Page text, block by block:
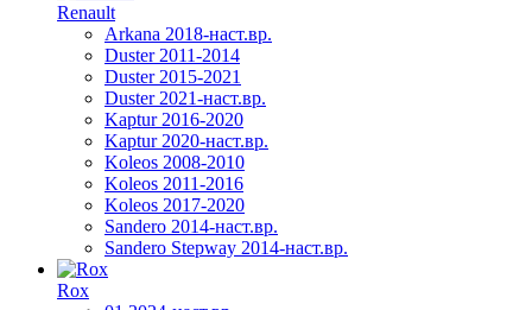
Renault
Arkana 2018-наст.вр.
Duster 2011-2014
Duster 2015-2021
Duster 2021-наст.вр.
Kaptur 2016-2020
Kaptur 2020-наст.вр.
Koleos 2008-2010
Koleos 2011-2016
Koleos 2017-2020
Sandero 2014-наст.вр.
Sandero Stepway 2014-наст.вр.
Rox